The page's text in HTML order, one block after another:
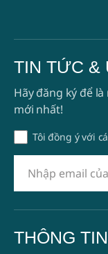
TIN TỨC &
Hãy đăng ký để
mới nhất!
Tôi đồng ý với
THÔNG